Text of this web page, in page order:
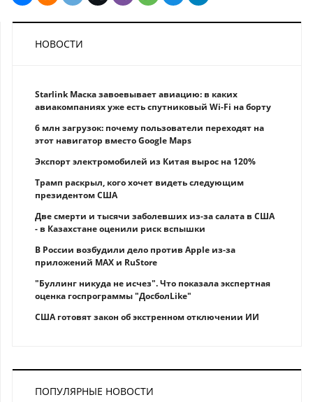
НОВОСТИ
Starlink Маска завоевывает авиацию: в каких
авиакомпаниях уже есть спутниковый Wi-Fi на борту
6 млн загрузок: почему пользователи переходят на
этот навигатор вместо Google Maps
Экспорт электромобилей из Китая вырос на 120%
Трамп раскрыл, кого хочет видеть следующим
президентом США
Две смерти и тысячи заболевших из-за салата в США
- в Казахстане оценили риск вспышки
В России возбудили дело против Apple из-за
приложений MAX и RuStore
"Буллинг никуда не исчез". Что показала экспертная
оценка госпрограммы "ДосболLike"
США готовят закон об экстренном отключении ИИ
ПОПУЛЯРНЫЕ НОВОСТИ